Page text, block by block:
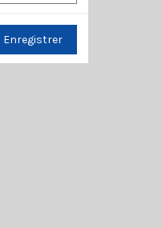
Enregistrer